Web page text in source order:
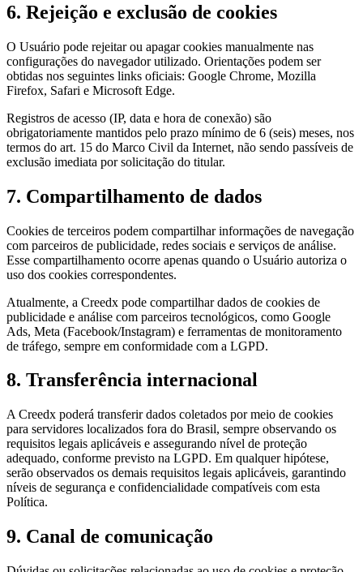
6. Rejeição e exclusão de cookies
O Usuário pode rejeitar ou apagar cookies manualmente nas
configurações do navegador utilizado. Orientações podem ser
obtidas nos seguintes links oficiais: Google Chrome, Mozilla
Firefox, Safari e Microsoft Edge.
Registros de acesso (IP, data e hora de conexão) são
obrigatoriamente mantidos pelo prazo mínimo de 6 (seis) meses, nos
termos do art. 15 do Marco Civil da Internet, não sendo passíveis de
exclusão imediata por solicitação do titular.
7. Compartilhamento de dados
Cookies de terceiros podem compartilhar informações de navegação
com parceiros de publicidade, redes sociais e serviços de análise.
Esse compartilhamento ocorre apenas quando o Usuário autoriza o
uso dos cookies correspondentes.
Atualmente, a Creedx pode compartilhar dados de cookies de
publicidade e análise com parceiros tecnológicos, como Google
Ads, Meta (Facebook/Instagram) e ferramentas de monitoramento
de tráfego, sempre em conformidade com a LGPD.
8. Transferência internacional
A Creedx poderá transferir dados coletados por meio de cookies
para servidores localizados fora do Brasil, sempre observando os
requisitos legais aplicáveis e assegurando nível de proteção
adequado, conforme previsto na LGPD. Em qualquer hipótese,
serão observados os demais requisitos legais aplicáveis, garantindo
níveis de segurança e confidencialidade compatíveis com esta
Política.
9. Canal de comunicação